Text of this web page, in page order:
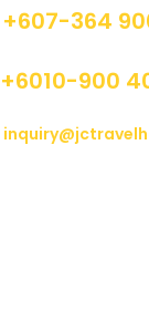
+607-364
+6010-900